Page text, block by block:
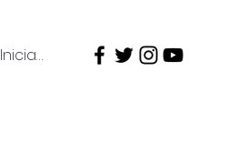
Iniciar sesión